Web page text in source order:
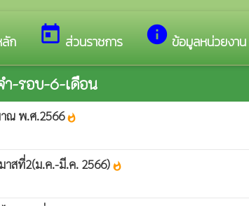
ลัก today ส่วนราชการ info ข้อมูลหน่วยงาน
เว็บไซต์ของ เทศบาลตำบลทับมา
ำ-รอบ-6-เดือน
าณ พ.ศ.2566whatshot
าสที่2(ม.ค.-มี.ค. 2566) whatshot